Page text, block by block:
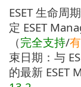
ESET 生命周
定 ESET
（完全支持/
束日期：与
的最新 ESET